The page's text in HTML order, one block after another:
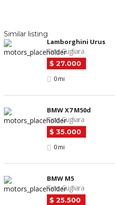
Similar listing
Lamborghini Urus
Tino Gugliara
$ 27.000
0 mi
BMW X7 M50d
Tino Gugliara
$ 35.000
0 mi
BMW M5
Tino Gugliara
$ 25.500